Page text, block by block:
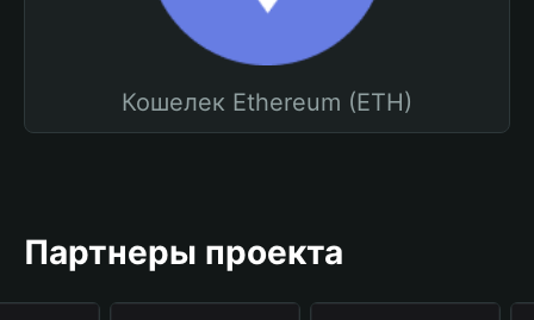
Кошелек Ethereum (ETH)
Партнеры проекта